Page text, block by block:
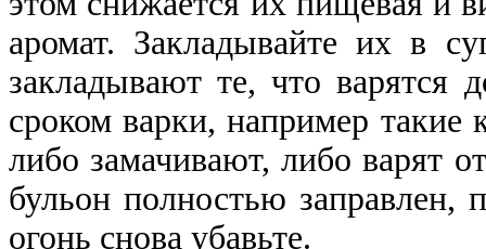
аромат. Закладывайте их в
закладывают те, что варятся
сроком варки, например такие
либо замачивают, либо варят
бульон полностью заправлен,
огонь снова убавьте.